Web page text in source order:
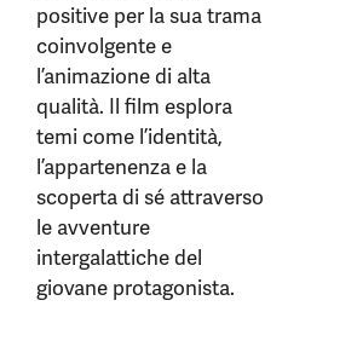
positive per la sua trama
coinvolgente e
l’animazione di alta
qualità. Il film esplora
temi come l’identità,
l’appartenenza e la
scoperta di sé attraverso
le avventure
intergalattiche del
giovane protagonista.